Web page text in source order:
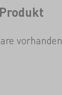
vorhanden.